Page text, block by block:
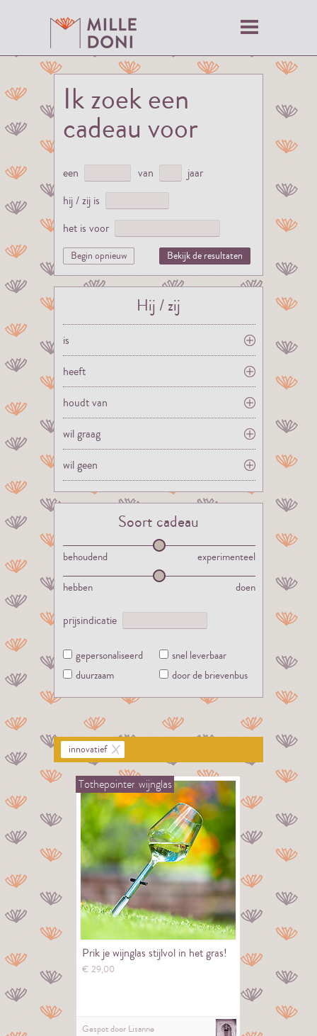
Ik zoek een
cadeau voor
een van
jaar
hij / zij is
het is voor
Begin opnieuw Bekijk de resultaten
Hij / zij
is
heeft
houdt van
wil graag
wil geen
Soort cadeau
behoudend experimenteel
hebben doen
prijsindicatie
gepersonaliseerd
snel leverbaar
duurzaam
door de brievenbus
innovatief
Tothepointer wijnglas
Prik je wijnglas stijlvol in het gras!
€29,00
Gespot door Lisanne